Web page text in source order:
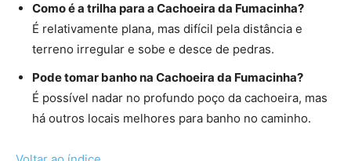
Como é a trilha para a Cachoeira da Fumacinha?
É relativamente plana, mas difícil pela distância e
terreno irregular e sobe e desce de pedras.
Pode tomar banho na Cachoeira da Fumacinha?
É possível nadar no profundo poço da cachoeira, mas
há outros locais melhores para banho no caminho.